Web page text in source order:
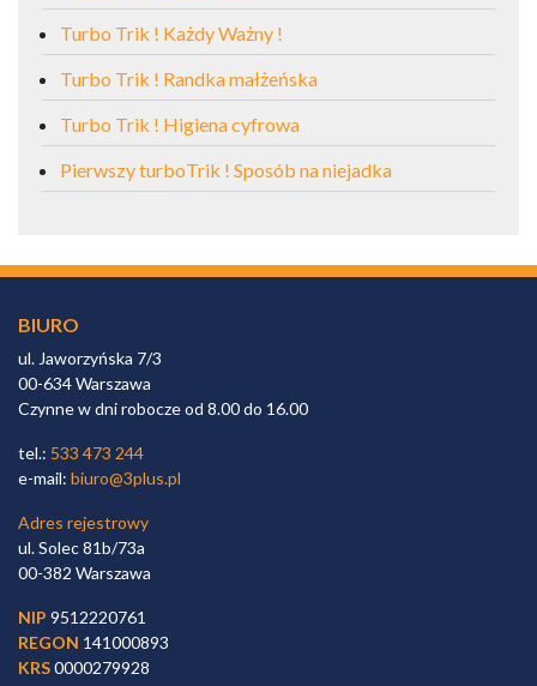
Turbo Trik ! Każdy Ważny !
Turbo Trik ! Randka małżeńska
Turbo Trik ! Higiena cyfrowa
Pierwszy turboTrik ! Sposób na niejadka
BIURO
ul. Jaworzyńska 7/3
00-634 Warszawa
Czynne w dni robocze od 8.00 do 16.00
tel.: 533 473 244
e-mail: biuro@3plus.pl
Adres rejestrowy
ul. Solec 81b/73a
00-382 Warszawa
NIP 9512220761
REGON 141000893
KRS0000279928